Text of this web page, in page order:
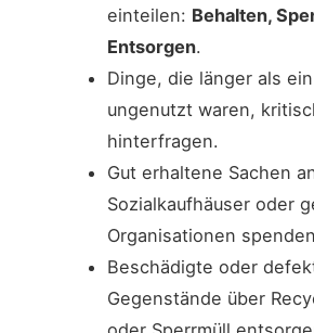
einteilen: Behalten,
Entsorgen.
Dinge, die länger als
ungenutzt waren,
hinterfragen.
Gut erhaltene Sachen
Sozialkaufhäuser oder
Organisationen
Beschädigte oder
Gegenstände über